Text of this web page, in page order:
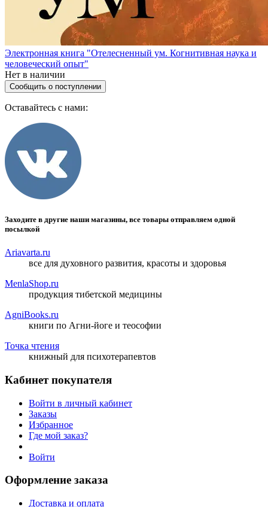
Электронная книга "Отелесненный ум. Когнитивная наука и
человеческий опыт"
Нет в наличии
Сообщить о поступлении
Оставайтесь с нами:
Заходите в другие наши магазины, все товары отправляем одной
посылкой
Ariavarta.ru
все для духовного развития, красоты и здоровья
MenlaShop.ru
продукция тибетской медицины
AgniBooks.ru
книги по Агни-йоге и теософии
Точка чтения
книжный для психотерапевтов
Кабинет покупателя
Войти в личный кабинет
Заказы
Избранное
Где мой заказ?
Войти
Оформление заказа
Доставка и оплата